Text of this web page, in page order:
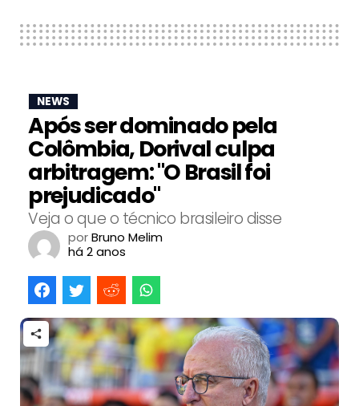
NEWS
Após ser dominado pela
Colômbia, Dorival culpa
arbitragem: "O Brasil foi
prejudicado"
Veja o que o técnico brasileiro disse
porBruno Melim
há 2 anos